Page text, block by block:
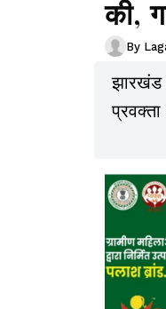
की,
By
झारखंड